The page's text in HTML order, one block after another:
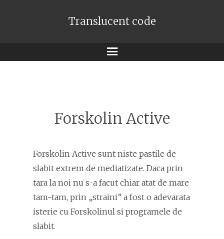
Translucent code
Meniu
Forskolin Active
Forskolin Active sunt niste pastile de
slabit extrem de mediatizate. Daca prin
tara la noi nu s-a facut chiar atat de mare
tam-tam, prin „straini” a fost o adevarata
isterie cu Forskolinul si programele de
slabit.